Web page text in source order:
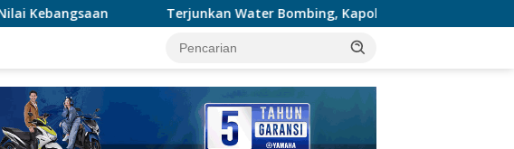
Terjunkan Water Bombing, Kapolres Pelalawan Pimpin Padamkan Karhutla 10